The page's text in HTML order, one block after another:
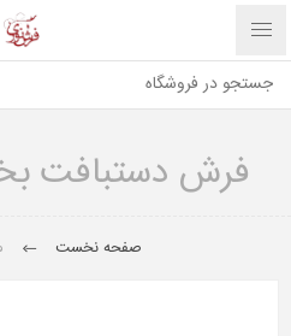
فرش دستبافت
صفحه نخست